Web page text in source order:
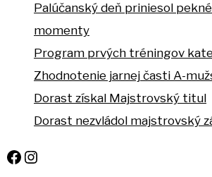
Palúčanský deň priniesol
momenty
Program prvých tréningov
Zhodnotenie jarnej časti A-
Dorast získal Majstrovský titul
Dorast nezvládol majstrovský
Facebook
Instagram